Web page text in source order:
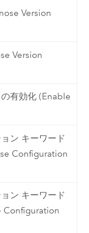
Version
Version
有効化 (Enable
ン キーワード
Configuration
ン キーワード
Configuration